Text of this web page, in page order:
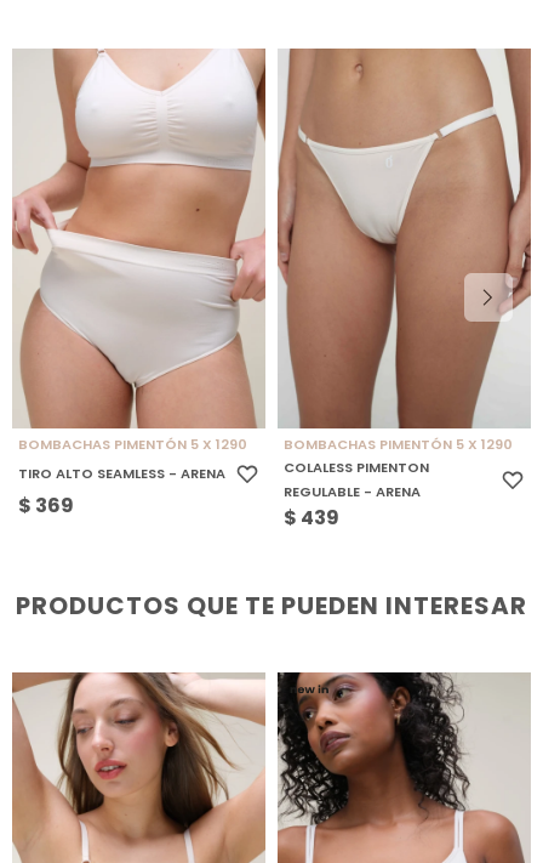
BOMBACHAS PIMENTÓN 5 X 1290
TIRO ALTO SEAMLESS - ARENA
$ 369
BOMBACHAS PIMENTÓN 5 X 1290
COLALESS PIMENTON
REGULABLE - ARENA
$ 439
PRODUCTOS QUE TE PUEDEN INTERESAR